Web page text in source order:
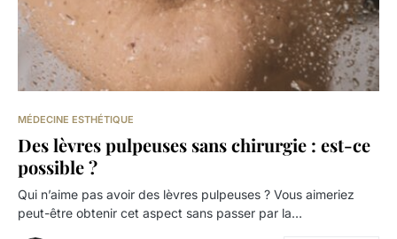
MÉDECINE ESTHÉTIQUE
Des lèvres pulpeuses sans chirurgie : est-ce
possible ?
Qui n’aime pas avoir des lèvres pulpeuses ? Vous aimeriez
peut-être obtenir cet aspect sans passer par la…